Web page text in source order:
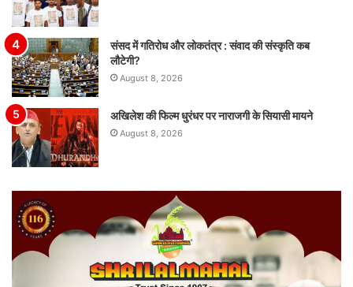
संसद में गतिरोध और लोकतंत्र : संवाद की संस्कृति कब
लौटेगी?
August 8, 2026
अखिलेश की फिल्म धुरंधर पर नाराजगी के सियासी मायने
August 8, 2026